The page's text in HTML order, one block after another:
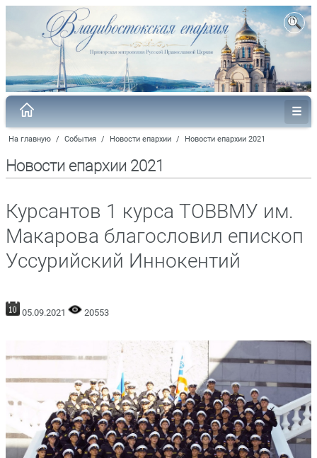
На главную / События / Новости епархии / Новости епархии 2021
Новости епархии 2021
Курсантов 1 курса ТОВВМУ им.
Макарова благословил епископ
Уссурийский Иннокентий
05.09.2021 20553